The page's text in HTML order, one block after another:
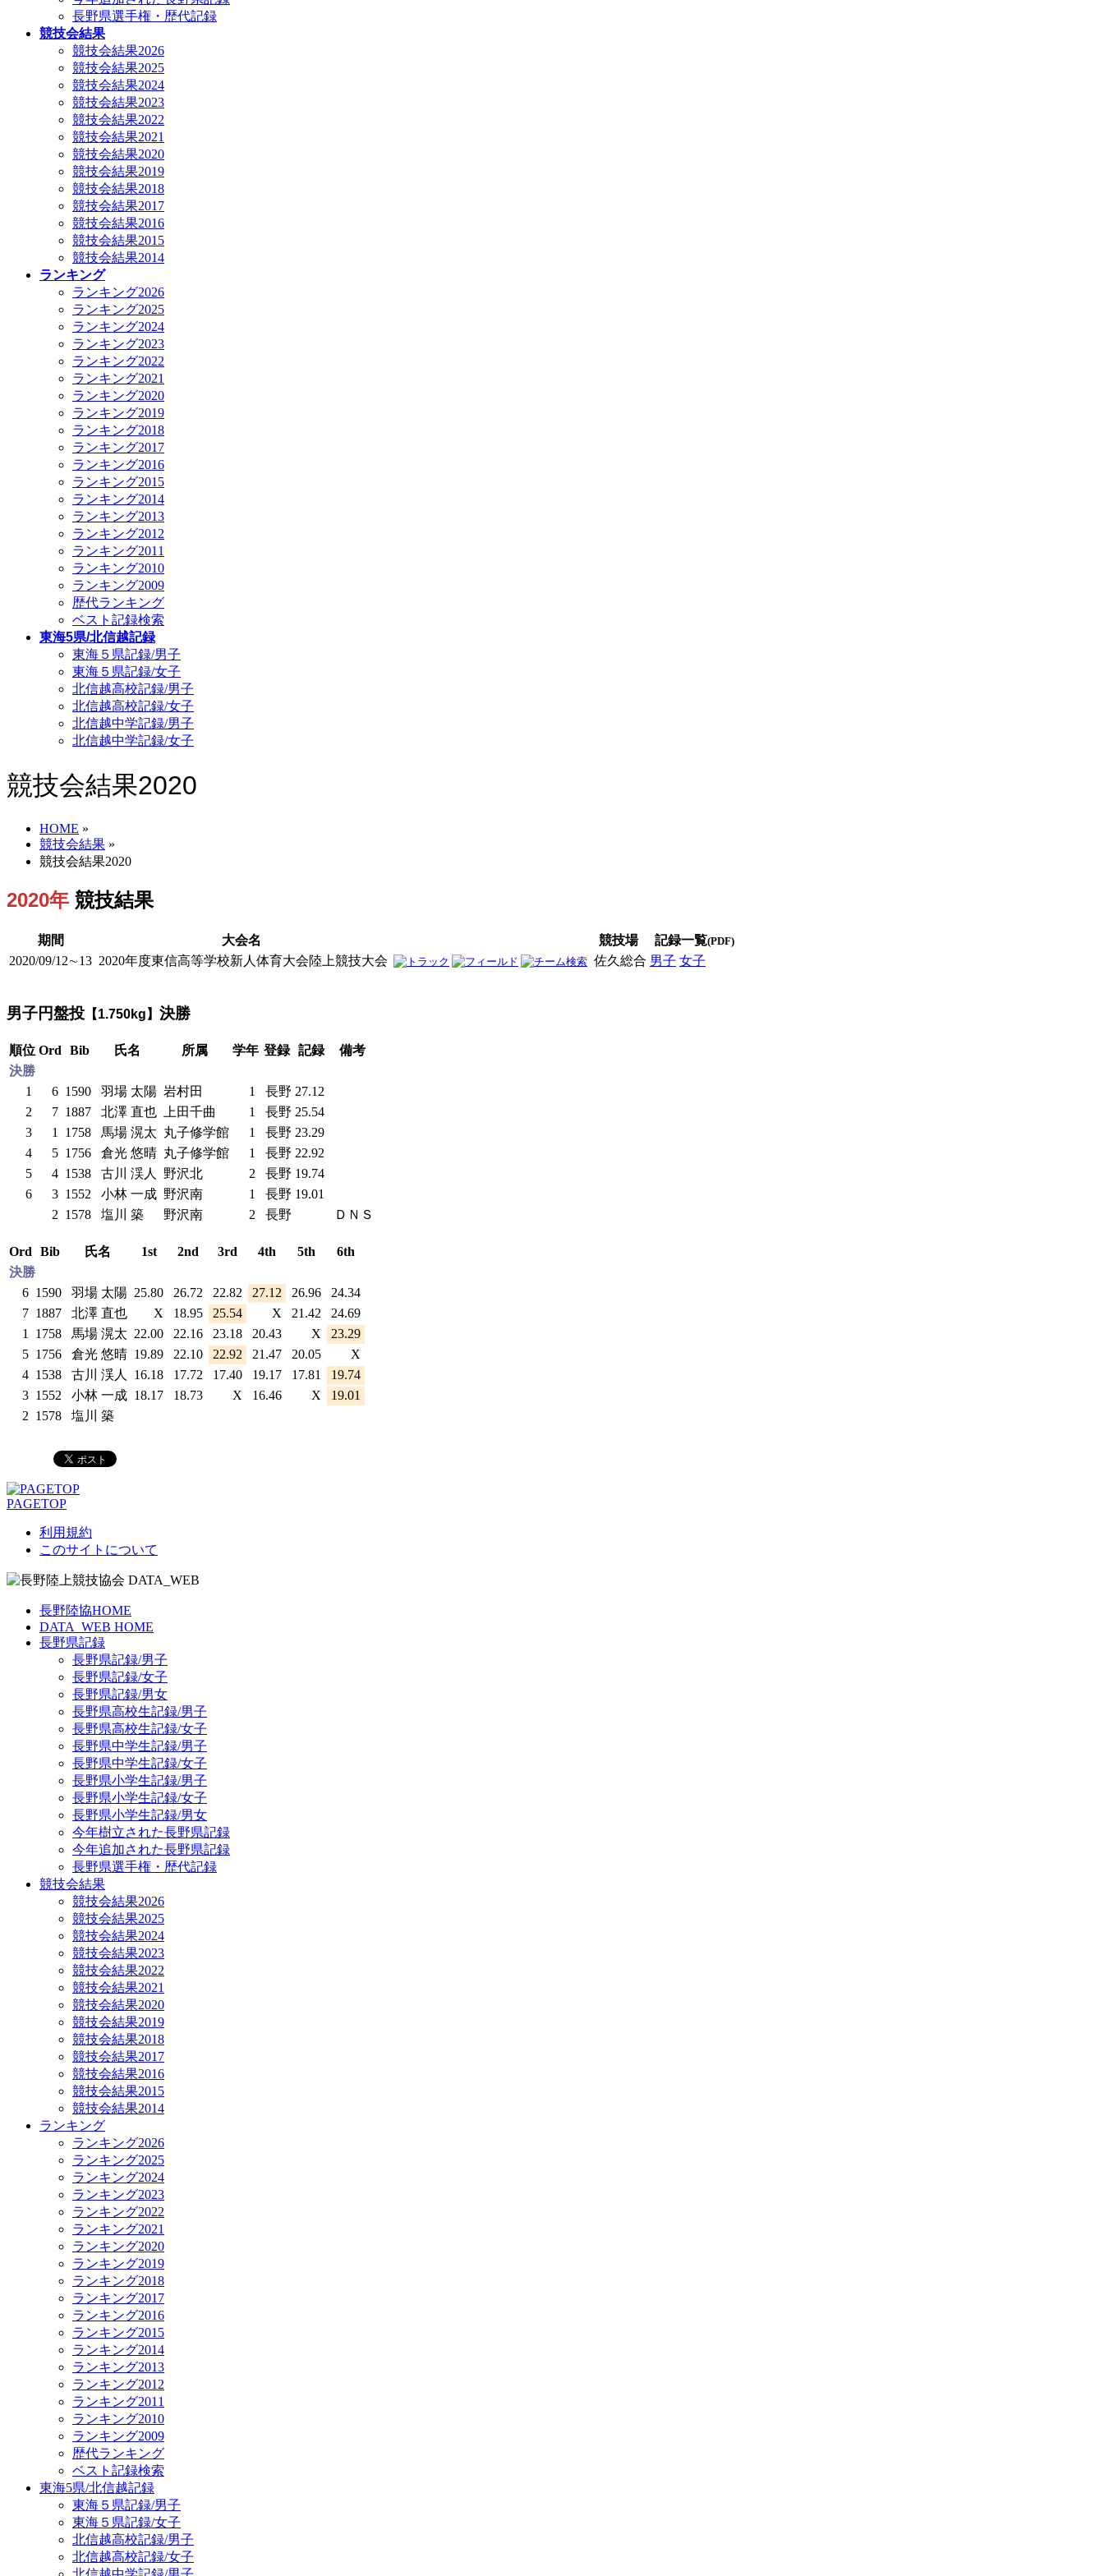
長野県選手権・歴代記録
競技会結果
競技会結果2026
競技会結果2025
競技会結果2024
競技会結果2023
競技会結果2022
競技会結果2021
競技会結果2020
競技会結果2019
競技会結果2018
競技会結果2017
競技会結果2016
競技会結果2015
競技会結果2014
ランキング
ランキング2026
ランキング2025
ランキング2024
ランキング2023
ランキング2022
ランキング2021
ランキング2020
ランキング2019
ランキング2018
ランキング2017
ランキング2016
ランキング2015
ランキング2014
ランキング2013
ランキング2012
ランキング2011
ランキング2010
ランキング2009
歴代ランキング
ベスト記録検索
東海5県/北信越記録
東海５県記録/男子
東海５県記録/女子
北信越高校記録/男子
北信越高校記録/女子
北信越中学記録/男子
北信越中学記録/女子
競技会結果2020
HOME »
競技会結果 »
競技会結果2020
2020年 競技結果
期間 大会名 競技場 記録一覧(PDF)
2020/09/12∼13 2020年度東信高等学校新人体育大会陸上競技大会 佐久総合 男子 女子
男子円盤投 【1.750kg】 決勝
順位 Ord Bib 氏名 所属 学年 登録 記録
備考
決勝
1
6 1590 羽場 太陽 岩村田 1 長野 27.12
2
7 1887 北澤 直也 上田千曲 1 長野 25.54
3
1 1758 馬場 滉太 丸子修学館 1 長野 23.29
4
5 1756 倉光 悠晴 丸子修学館 1 長野 22.92
5
4 1538 古川 渓人 野沢北 2 長野 19.74
6
3 1552 小林 一成 野沢南 1 長野 19.01
2 1578 塩川 築 野沢南 2 長野 ＤＮＳ
Ord Bib 氏名 1st 2nd 3rd 4th 5th
6th
決勝
6 1590 羽場 太陽 25.80 26.72 22.82 27.12 26.96
24.34
7 1887 北澤 直也 X 18.95 25.54 X 21.42
24.69
1
1758 馬場 滉太 22.00 22.16 23.18 20.43 X
23.29
5 1756 倉光 悠晴 19.89 22.10 22.92 21.47 20.05
X
4 1538 古川 渓人 16.18 17.72 17.40 19.17 17.81
19.74
3 1552 小林 一成 18.17 18.73 X 16.46 X
19.01
2 1578 塩川 築
PAGETOP
利用規約
このサイトについて
長野陸協HOME
DATA_WEB HOME
長野県記録
長野県記録/男子
長野県記録/女子
長野県記録/男女
長野県高校生記録/男子
長野県高校生記録/女子
長野県中学生記録/男子
長野県中学生記録/女子
長野県小学生記録/男子
長野県小学生記録/女子
長野県小学生記録/男女
今年樹立された長野県記録
今年追加された長野県記録
長野県選手権・歴代記録
競技会結果
競技会結果2026
競技会結果2025
競技会結果2024
競技会結果2023
競技会結果2022
競技会結果2021
競技会結果2020
競技会結果2019
競技会結果2018
競技会結果2017
競技会結果2016
競技会結果2015
競技会結果2014
ランキング
ランキング2026
ランキング2025
ランキング2024
ランキング2023
ランキング2022
ランキング2021
ランキング2020
ランキング2019
ランキング2018
ランキング2017
ランキング2016
ランキング2015
ランキング2014
ランキング2013
ランキング2012
ランキング2011
ランキング2010
ランキング2009
歴代ランキング
ベスト記録検索
東海5県/北信越記録
東海５県記録/男子
東海５県記録/女子
北信越高校記録/男子
北信越高校記録/女子